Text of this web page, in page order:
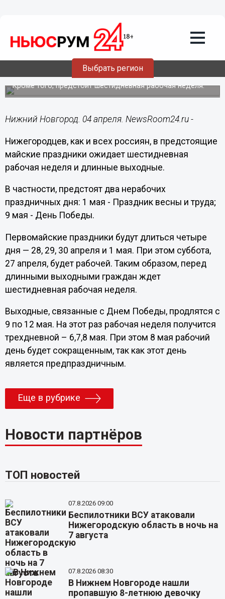
Выбрать регион
04.04.202422:04
Нижегородцев ожидают длинные
выходные в майские праздники
Кроме того, предстоит шестидневная рабочая неделя.
Нижний Новгород. 04 апреля. NewsRoom24.ru -
Нижегородцев, как и всех россиян, в предстоящие
майские праздники ожидает шестидневная
рабочая неделя и длинные выходные.
В частности, предстоят два нерабочих
праздничных дня: 1 мая - Праздник весны и труда;
9 мая - День Победы.
Первомайские праздники будут длиться четыре
дня — 28, 29, 30 апреля и 1 мая. При этом суббота,
27 апреля, будет рабочей. Таким образом, перед
длинными выходными граждан ждет
шестидневная рабочая неделя.
Выходные, связанные с Днем Победы, продлятся с
9 по 12 мая. На этот раз рабочая неделя получится
трехдневной – 6,7,8 мая. При этом 8 мая рабочий
день будет сокращенным, так как этот день
является предпраздничным.
Еще в рубрике
Новости партнёров
ТОП новостей
07.8.2026 09:00
Беспилотники ВСУ атаковали
Нижегородскую область в ночь на
7 августа
07.8.2026 08:30
В Нижнем Новгороде нашли
пропавшую 8-летнюю девочку